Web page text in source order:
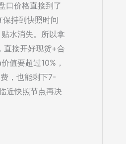
口价格直接到了
持到快照时间
水消失。所以拿
直接开好现货+合
值要超过10%，
，也能剩下7-
近快照节点再决